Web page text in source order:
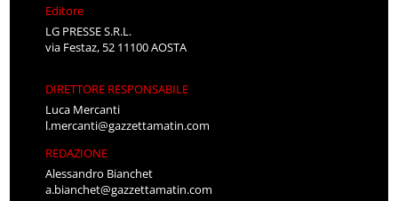
Editore
LG PRESSE S.R.L.
via Festaz, 52 11100 AOSTA
DIRETTORE RESPONSABILE
Luca Mercanti
l.mercanti@gazzettamatin.com
REDAZIONE
Alessandro Bianchet
a.bianchet@gazzettamatin.com